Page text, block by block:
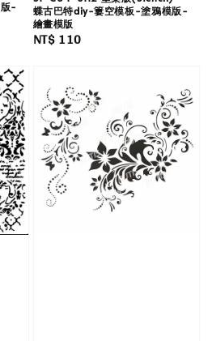
-
蝶古巴特diy-簍空模板-塗鴉模版-
繪畫模版
Regular
NT$ 110